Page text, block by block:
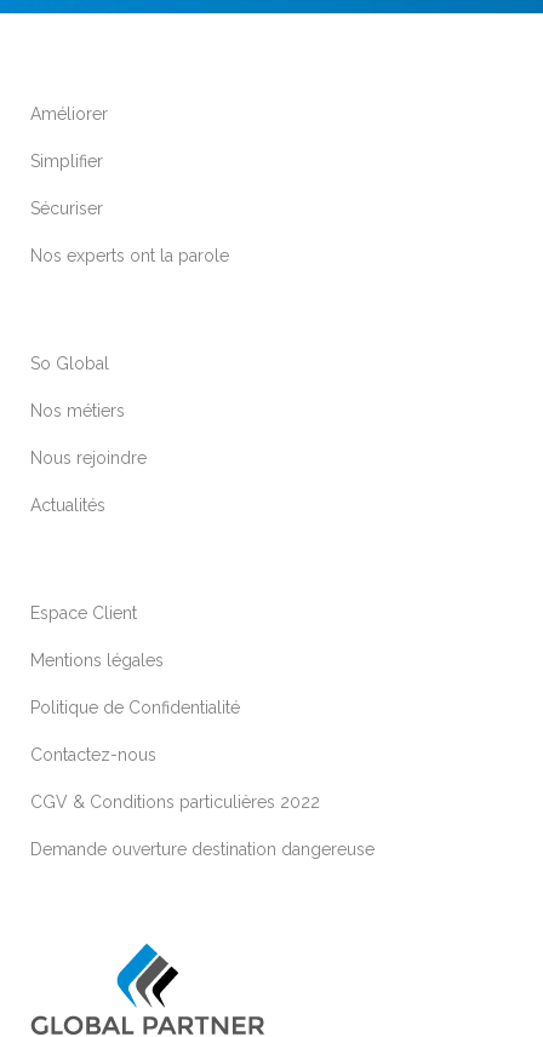
Améliorer
Simplifier
Sécuriser
Nos experts ont la parole
So Global
Nos métiers
Nous rejoindre
Actualités
Espace Client
Mentions légales
Politique de Confidentialité
Contactez-nous
CGV & Conditions particulières 2022
Demande ouverture destination dangereuse